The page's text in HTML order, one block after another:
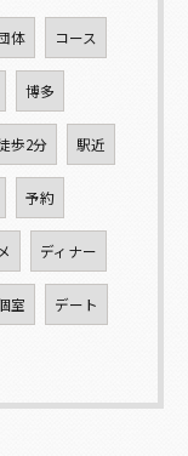
体 コース
博多
歩2分 駅近
予約
ディナー
室 デート